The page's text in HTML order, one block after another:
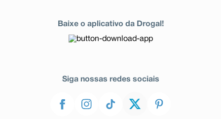
Baixe o aplicativo da Drogal!
Siga nossas redes sociais